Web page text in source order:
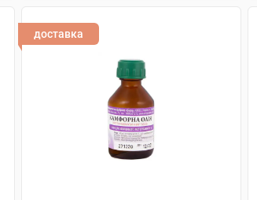
доставка